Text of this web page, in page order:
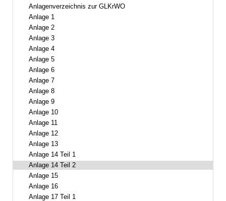
Anlagenverzeichnis zur GLKrWO
Anlage 1
Anlage 2
Anlage 3
Anlage 4
Anlage 5
Anlage 6
Anlage 7
Anlage 8
Anlage 9
Anlage 10
Anlage 11
Anlage 12
Anlage 13
Anlage 14 Teil 1
Anlage 14 Teil 2
Anlage 15
Anlage 16
Anlage 17 Teil 1